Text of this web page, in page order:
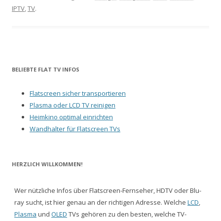
IPTV,TV.
BELIEBTE FLAT TV INFOS
Flatscreen sicher transportieren
Plasma oder LCD TV reinigen
Heimkino optimal einrichten
Wandhalter für Flatscreen TVs
HERZLICH WILLKOMMEN!
Wer nützliche Infos über Flatscreen-Fernseher, HDTV oder Blu-
ray sucht, ist hier genau an der richtigen Adresse. Welche LCD,
Plasma und OLED TVs gehören zu den besten, welche TV-